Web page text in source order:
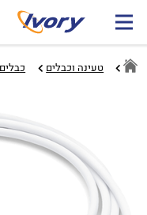
טעינה וכבלים